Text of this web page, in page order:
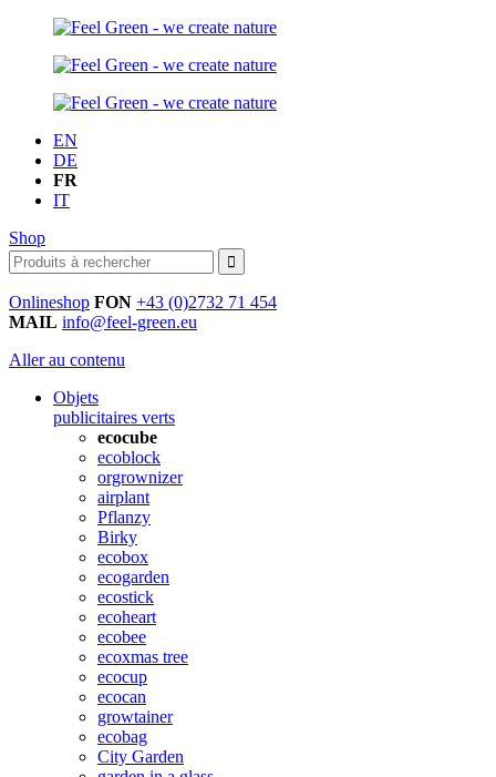
EN
DE
FR
IT
Shop
Onlineshop FON +43 (0)2732 71 454
MAIL info@feel-green.eu
Aller au contenu
Objets
publicitaires verts
ecocube
ecoblock
orgrownizer
airplant
Pflanzy
Birky
ecobox
ecogarden
ecostick
ecoheart
ecobee
ecoxmas tree
ecocup
ecocan
growtainer
ecobag
City Garden